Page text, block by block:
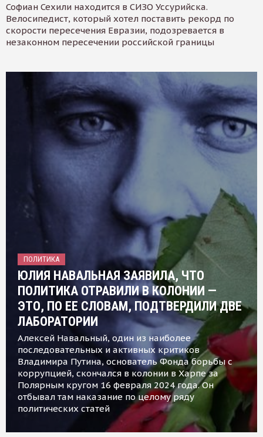
Софиан Сехили находится в СИЗО Уссурийска.
Велосипедист, который хотел поставить рекорд по
скорости пересечения Евразии, подозревается в
незаконном пересечении российской границы
ПОЛИТИКА
ЮЛИЯ НАВАЛЬНАЯ ЗАЯВИЛА, ЧТО
ПОЛИТИКА ОТРАВИЛИ В КОЛОНИИ —
ЭТО, ПО ЕЕ СЛОВАМ, ПОДТВЕРДИЛИ ДВЕ
ЛАБОРАТОРИИ
Алексей Навальный, один из наиболее
последовательных и активных критиков
Владимира Путина, основатель Фонда борьбы с
коррупцией, скончался в колонии в Харпе за
Полярным кругом 16 февраля 2024 года. Он
отбывал там наказание по целому ряду
политических статей